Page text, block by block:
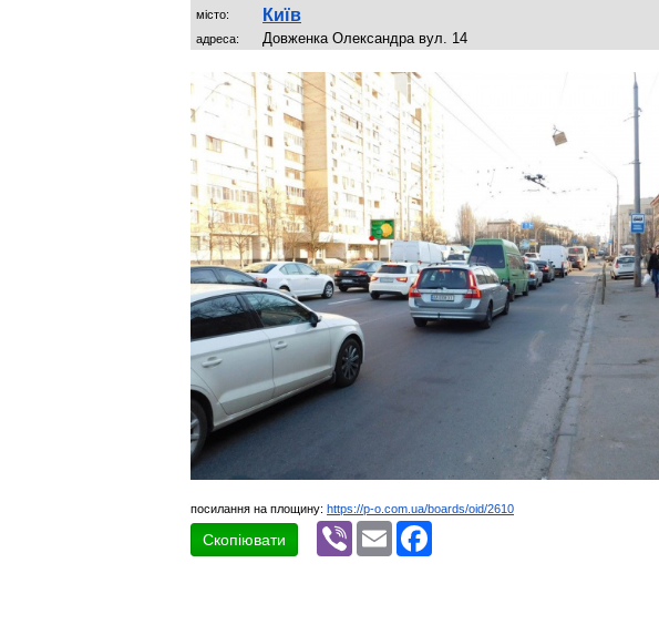
місто: Київ
адреса: Довженка Олександра вул. 14
посилання на площину: https://p-o.com.ua/boards/oid/2610
Скопіювати
Viber Email